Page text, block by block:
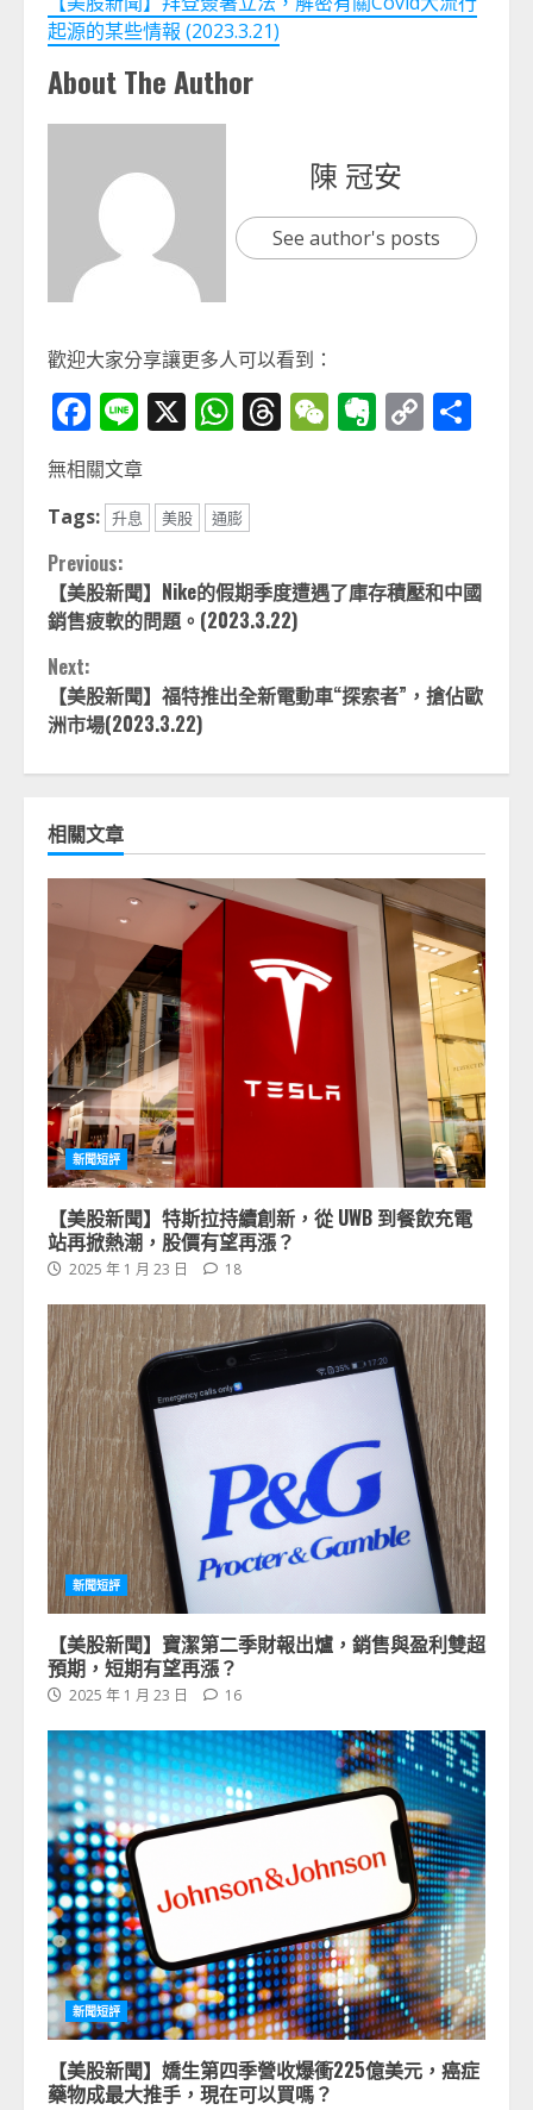
起源的某些情報 (2023.3.21)
About The Author
陳 冠安
See author's posts
歡迎大家分享讓更多人可以看到：
Facebook
Line
X WhatsApp
Threads
WeChat
Evernote
Copy
無相關文章
Tags: 升息 美股 通膨
Continue
Reading
Previous:
【美股新聞】Nike的假期季度遭遇了庫存積壓和中國
銷售疲軟的問題。(2023.3.22)
Next:
【美股新聞】福特推出全新電動車“探索者”，搶佔歐
洲市場(2023.3.22)
相關文章
新聞短評
【美股新聞】特斯拉持續創新，從 UWB 到餐飲充電
站再掀熱潮，股價有望再漲？
2025 年 1 月 23 日 18
新聞短評
【美股新聞】寶潔第二季財報出爐，銷售與盈利雙超
預期，短期有望再漲？
2025 年 1 月 23 日 16
新聞短評
【美股新聞】嬌生第四季營收爆衝225億美元，癌症
藥物成最大推手，現在可以買嗎？